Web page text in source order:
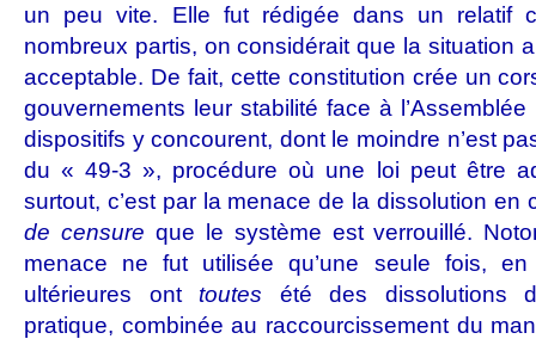
un peu vite. Elle fut rédigée dans un relatif
nombreux partis, on considérait que la situation
acceptable. De fait, cette constitution crée un
gouvernements leur stabilité face à
dispositifs y concourent, dont le moindre n’est
du « 49-3 », procédure où une loi peut être
surtout, c’est par la menace de la dissolution en
de censure que le système est verrouillé.
menace ne fut utilisée qu’une seule fois,
ultérieures ont toutes été des dissolutions
pratique, combinée au raccourcissement du